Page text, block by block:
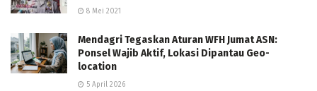
8 Mei 2021
Mendagri Tegaskan Aturan WFH Jumat ASN:
Ponsel Wajib Aktif, Lokasi Dipantau Geo-
location
5 April 2026